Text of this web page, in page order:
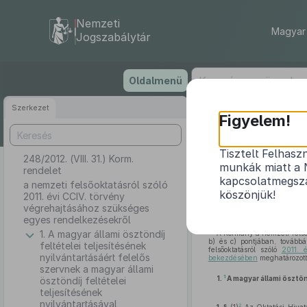
tartalomra
Nemzeti
Jogszabálytár
Oldalmenü
Szerkezet
248/2012. (VIII. 31.) Korm.
rendelet
a nemzeti felsőoktatásról szóló
2011. évi CCIV. törvény
végrehajtásához szükséges
egyes rendelkezésekről
1. A magyar állami ösztöndíj
feltételei teljesítésének
nyilvántartásáért felelős
szervnek a magyar állami
ösztöndíj feltételei
teljesítésének
nyilvántartásával
a nemzeti
A Kormány a nemzeti
b) és c) pontjában,
felsőoktatásról szóló
2011.
bekezdésében
1. 1A magyar állami
2
Figyelem!
Tisztelt
munkák miatt a
köszönjük!